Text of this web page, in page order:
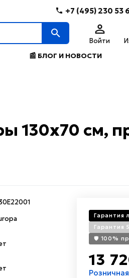
+7 (495) 230 53
Войти
📰 БЛОГ И НОВОСТИ
130x70 см,
Гарантия
Гарантия
🛡️ 100%
13